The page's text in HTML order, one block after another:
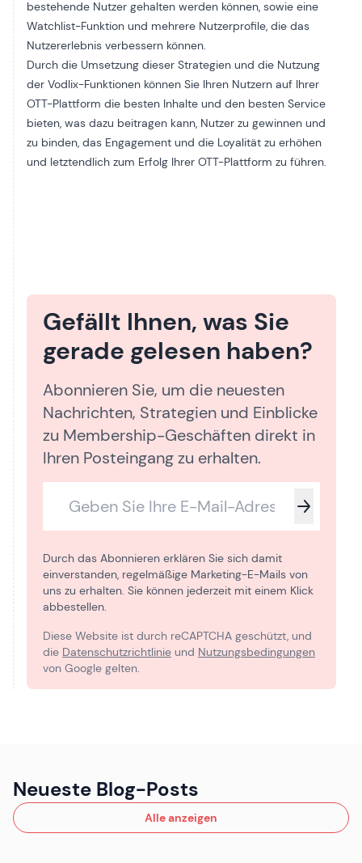
bestehende Nutzer gehalten werden können, sowie eine
Watchlist-Funktion und mehrere Nutzerprofile, die das
Nutzererlebnis verbessern können.
Durch die Umsetzung dieser Strategien und die Nutzung
der Vodlix-Funktionen können Sie Ihren Nutzern auf Ihrer
OTT-Plattform die besten Inhalte und den besten Service
bieten, was dazu beitragen kann, Nutzer zu gewinnen und
zu binden, das Engagement und die Loyalität zu erhöhen
und letztendlich zum Erfolg Ihrer OTT-Plattform zu führen.
Gefällt Ihnen, was Sie
gerade gelesen haben?
Abonnieren Sie, um die neuesten
Nachrichten, Strategien und Einblicke
zu Membership-Geschäften direkt in
Ihren Posteingang zu erhalten.
Durch das Abonnieren erklären Sie sich damit
einverstanden, regelmäßige Marketing-E-Mails von
uns zu erhalten. Sie können jederzeit mit einem Klick
abbestellen.
Diese Website ist durch reCAPTCHA geschützt, und
die Datenschutzrichtlinie und Nutzungsbedingungen
von Google gelten.
Neueste Blog-Posts
Alle anzeigen